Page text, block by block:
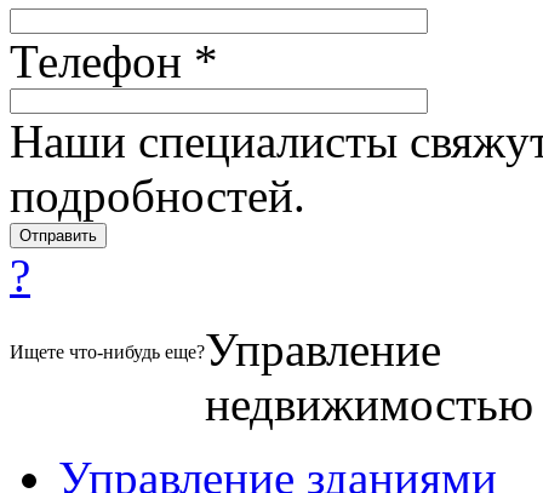
Телефон *
Наши специалисты
подробностей.
?
Ищете что-нибудь еще?Управление
недвижимостью
Управление зданиями